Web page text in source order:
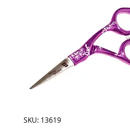
SKU: 13619